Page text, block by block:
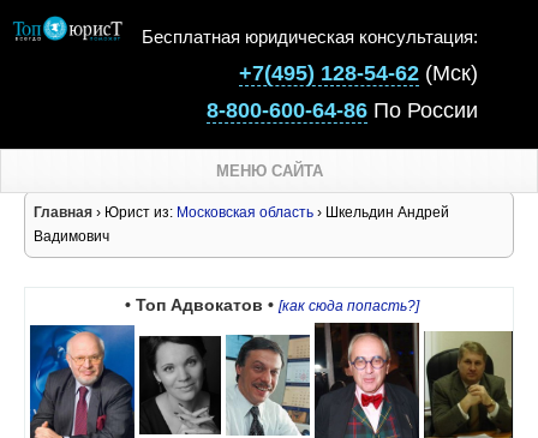
Бесплатная юридическая консультация:
+7(495) 128-54-62 (Мск)
8-800-600-64-86 По России
МЕНЮ САЙТА
Главная › Юрист из: Московская область › Шкельдин Андрей
Вадимович
• Топ Адвокатов • [как сюда попасть?]